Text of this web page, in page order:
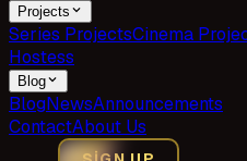
Projects
Series ProjectsCinema
Hostess
Blog
BlogNewsAnnouncements
ContactAbout Us